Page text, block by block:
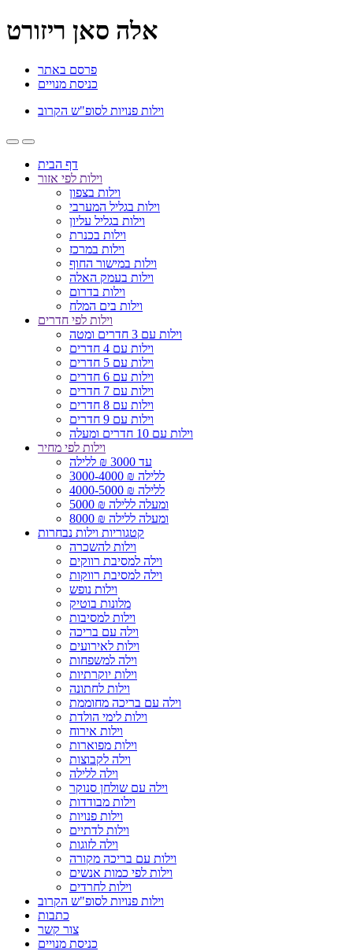
אלה סאן ריזורט
פרסם באתר
כניסת מנויים
וילות פנויות לסופ"ש הקרוב
דף הבית
וילות לפי אזור
וילות בצפון
וילות בגליל המערבי
וילות בגליל עליון
וילות בכנרת
וילות במרכז
וילות במישור החוף
וילות בעמק האלה
וילות בדרום
וילות בים המלח
וילות לפי חדרים
וילות עם 3 חדרים ומטה
וילות עם 4 חדרים
וילות עם 5 חדרים
וילות עם 6 חדרים
וילות עם 7 חדרים
וילות עם 8 חדרים
וילות עם 9 חדרים
וילות עם 10 חדרים ומעלה
וילות לפי מחיר
עד 3000 ₪ ללילה
3000-4000 ₪ ללילה
4000-5000 ₪ ללילה
5000 ₪ ומעלה ללילה
8000 ₪ ומעלה ללילה
קטגוריות וילות נבחרות
וילות להשכרה
וילה למסיבת רווקים
וילה למסיבת רווקות
וילות נופש
מלונות בוטיק
וילות למסיבות
וילה עם בריכה
וילות לאירועים
וילה למשפחות
וילות יוקרתיות
וילות לחתונה
וילה עם בריכה מחוממת
וילות לימי הולדת
וילות אירוח
וילות מפוארות
וילה לקבוצות
וילה ללילה
וילה עם שולחן סנוקר
וילות מבודדות
וילות פנויות
וילות לדתיים
וילה לזוגות
וילות עם בריכה מקורה
וילות לפי כמות אנשים
וילות לחרדים
וילות פנויות לסופ"ש הקרוב
כתבות
צור קשר
כניסת מנויים